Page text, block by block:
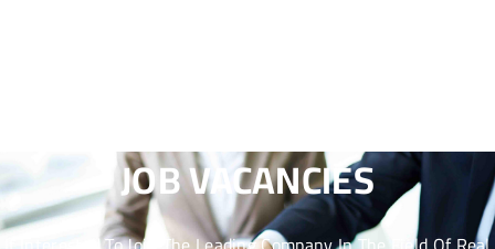
JOB VACANCIES